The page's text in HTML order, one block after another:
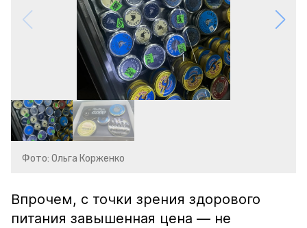
Фото: Ольга Корженко
Впрочем, с точки зрения здорового
питания завышенная цена — не